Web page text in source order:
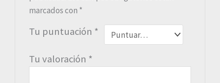
marcados con *
Tu puntuación *
Tu valoración *